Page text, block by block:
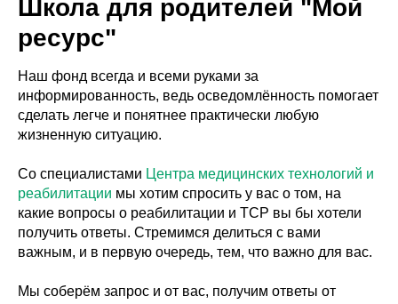
Школа для родителей "Мой
ресурс"
Наш фонд всегда и всеми руками за
информированность, ведь осведомлённость помогает
сделать легче и понятнее практически любую
жизненную ситуацию.
Со специалистами Центра медицинских технологий и
реабилитации мы хотим спросить у вас о том, на
какие вопросы о реабилитации и ТСР вы бы хотели
получить ответы. Стремимся делиться с вами
важным, и в первую очередь, тем, что важно для вас.
Мы соберём запрос и от вас, получим ответы от